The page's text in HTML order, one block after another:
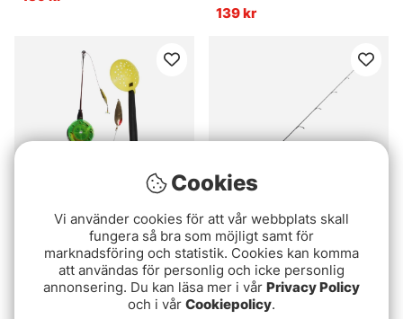
139 kr
Wiggler Pimpelset 1
219 kr
13 Fishing Wicked
Deadstick Ice Rod
47''/120cm M
799 kr
Cookies
Vi använder cookies för att vår webbplats skall
fungera så bra som möjligt samt för
marknadsföring och statistik. Cookies kan komma
att användas för personlig och icke personlig
annonsering. Du kan läsa mer i vår Privacy Policy
och i vår Cookiepolicy.